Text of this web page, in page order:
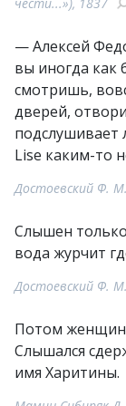
— Алексей
вы иногда как
смотришь,
дверей,
Lise каким-то
Достоевский Ф.
Слышен
вода журчит
Достоевский Ф.
Потом
Слышался
имя Харитины.